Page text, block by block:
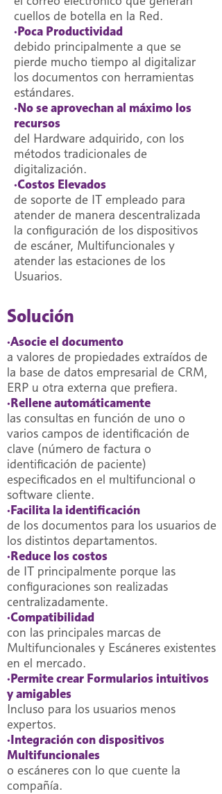
cuellos de botella en la Red.
·Poca Productividad
debido principalmente a que se
pierde mucho tiempo al digitalizar
los documentos con herramientas
estándares.
·No se aprovechan al máximo los
recursos
del Hardware adquirido, con los
métodos tradicionales de
digitalización.
·Costos Elevados
de soporte de IT empleado para
atender de manera descentralizada
la configuración de los dispositivos
de escáner, Multifuncionales y
atender las estaciones de los
Usuarios.
Solución
·Asocie el documento
a valores de propiedades extraídos de
la base de datos empresarial de CRM,
ERP u otra externa que prefiera.
·Rellene automáticamente
las consultas en función de uno o
varios campos de identificación de
clave (número de factura o
identificación de paciente)
especificados en el multifuncional o
software cliente.
·Facilita la identificación
de los documentos para los usuarios de
los distintos departamentos.
·Reduce los costos
de IT principalmente porque las
configuraciones son realizadas
centralizadamente.
·Compatibilidad
con las principales marcas de
Multifuncionales y Escáneres existentes
en el mercado.
·Permite crear Formularios intuitivos
y amigables
Incluso para los usuarios menos
expertos.
·Integración con dispositivos
Multifuncionales
o escáneres con lo que cuente la
compañía.